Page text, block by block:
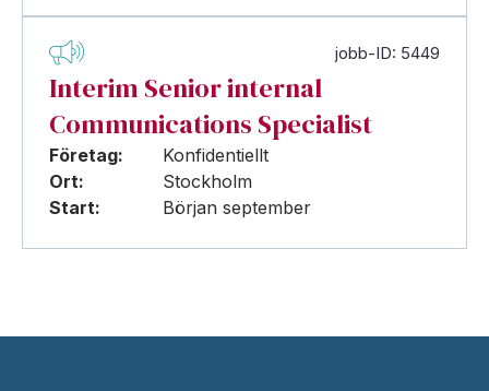
jobb-ID: 5449
Interim Senior internal
Communications Specialist
Företag:
Konfidentiellt
Ort:
Stockholm
Start:
Början september